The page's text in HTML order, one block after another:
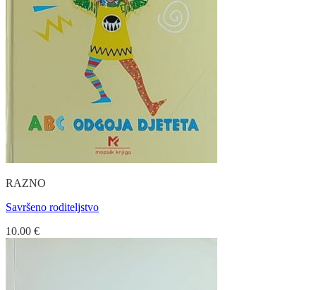
RAZNO
Savršeno roditeljstvo
10.00 €